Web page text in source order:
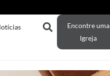
Encontre uma
Igreja